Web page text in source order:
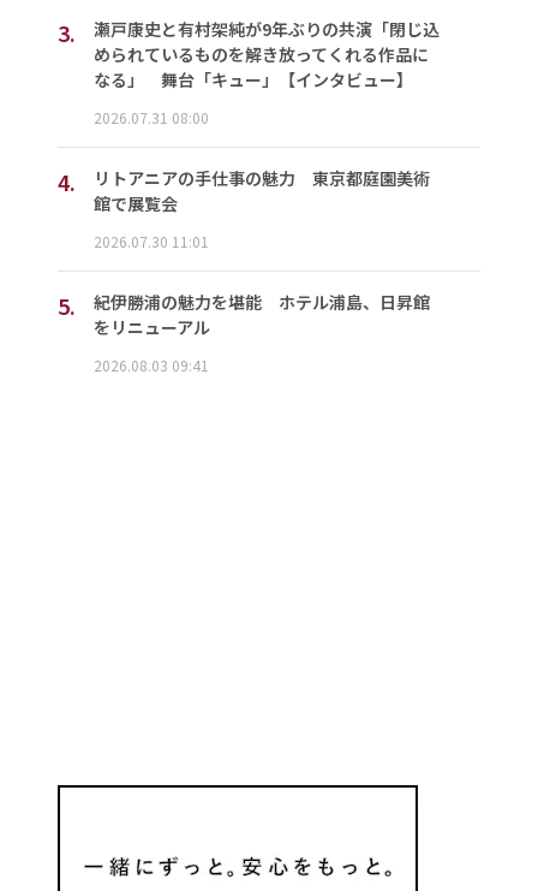
3.
瀬戸康史と有村架純が9年ぶりの共演「閉じ込
められているものを解き放ってくれる作品に
なる」 舞台「キュー」【インタビュー】
2026.07.31 08:00
4.
リトアニアの手仕事の魅力 東京都庭園美術
館で展覧会
2026.07.30 11:01
5.
紀伊勝浦の魅力を堪能 ホテル浦島、日昇館
をリニューアル
2026.08.03 09:41